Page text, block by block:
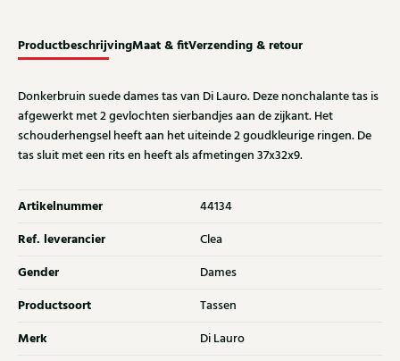
ProductbeschrijvingMaat & fitVerzending & retour
Donkerbruin suede dames tas van Di Lauro. Deze nonchalante tas is
afgewerkt met 2 gevlochten sierbandjes aan de zijkant. Het
schouderhengsel heeft aan het uiteinde 2 goudkleurige ringen. De
tas sluit met een rits en heeft als afmetingen 37x32x9.
Artikelnummer 44134
Ref. leverancier Clea
Gender Dames
Productsoort Tassen
Merk Di Lauro